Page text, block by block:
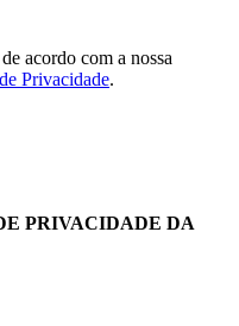
acordo com a nossa
Privacidade.
PRIVACIDADE DA